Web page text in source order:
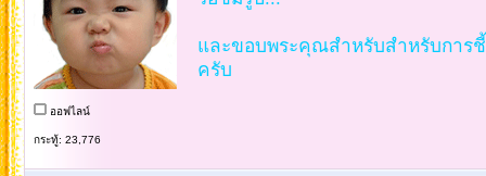
ออฟไลน์
กระทู้: 23,776
และขอบพระคุณสำหรับสำหรับการ
ครับ